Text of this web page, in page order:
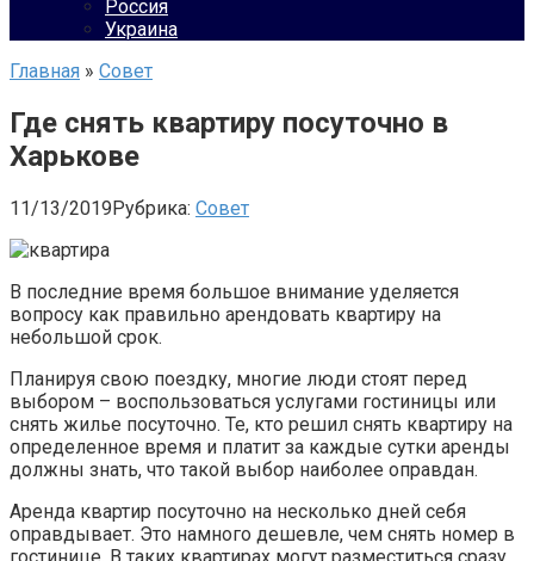
Россия
Украина
Главная » Совет
Где снять квартиру посуточно в
Харькове
11/13/2019Рубрика: Совет
В последние время большое внимание уделяется
вопросу как правильно арендовать квартиру на
небольшой срок.
Планируя свою поездку, многие люди стоят перед
выбором – воспользоваться услугами гостиницы или
снять жилье посуточно. Те, кто решил снять квартиру на
определенное время и платит за каждые сутки аренды
должны знать, что такой выбор наиболее оправдан.
Аренда квартир посуточно на несколько дней себя
оправдывает. Это намного дешевле, чем снять номер в